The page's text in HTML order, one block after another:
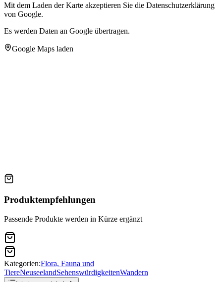
Mit dem Laden der Karte akzeptieren Sie die Datenschutzerklärung
von Google.
Es werden Daten an Google übertragen.
Google Maps laden
Produktempfehlungen
Passende Produkte werden in Kürze ergänzt
Kategorien:Flora, Fauna und
TiereNeuseelandSehenswürdigkeitenWandern